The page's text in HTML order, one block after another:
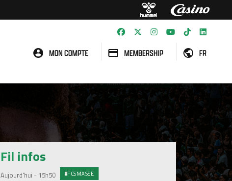
MON COMPTE MEMBERSHIP FR
Fil infos
Aujourd'hui - 15h50 #FCSMASSE Lundi 03 Août